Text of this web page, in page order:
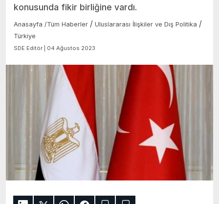
konusunda fikir birliğine vardı.
Anasayfa /Tüm Haberler / Uluslararası İlişkiler ve Dış Politika /
Türkiye
SDE Editör | 04 Ağustos 2023